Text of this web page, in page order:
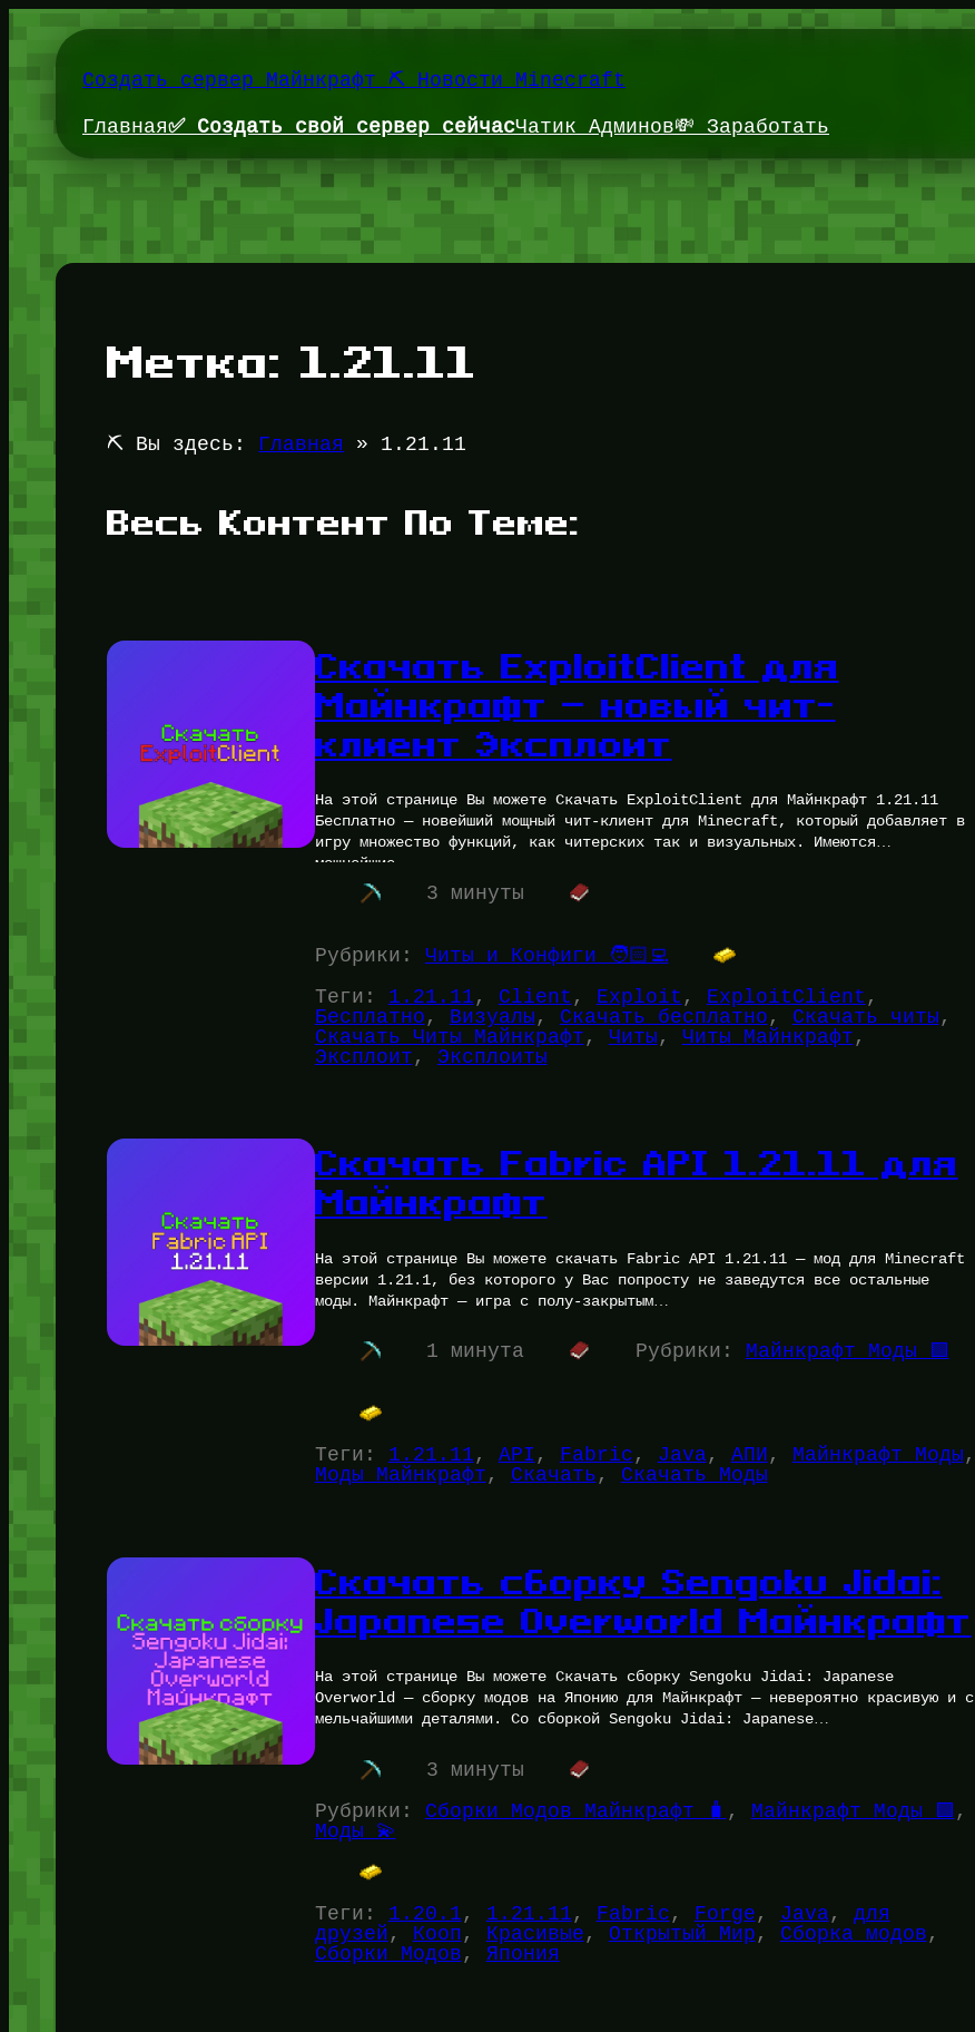
содержимомуСоздать сервер Майнкрафт ⛏️ Новости Minecraft
Главная✅ Создать свой сервер сейчасЧатик Админов💸 Заработать
Метка:1.21.11
⛏️ Вы здесь: Главная » 1.21.11
Весь Контент По Теме:
Скачать ExploitClient для
Майнкрафт — новый чит-
клиент Эксплоит
На этой странице Вы можете Скачать ExploitClient для Майнкрафт 1.21.11
Бесплатно — новейший мощный чит-клиент для Minecraft, который добавляет в
игру множество функций, как читерских так и визуальных. Имеются
мощнейшие…
3 минуты
Рубрики: Читы и Конфиги 🧑🏻‍💻
Теги: 1.21.11 , Client , Exploit , ExploitClient
Бесплатно , Визуалы , Скачать бесплатно , Скачать читы
Скачать Читы Майнкрафт , Читы , Читы Майнкрафт
Эксплоит , Эксплоиты
Скачать Fabric API 1.21.11 для
Майнкрафт
На этой странице Вы можете скачать Fabric API 1.21.11 — мод для Minecraft
версии 1.21.1, без которого у Вас попросту не заведутся все остальные
моды. Майнкрафт — игра с полу-закрытым…
1 минута Рубрики: Майнкрафт Моды 🟩
Теги: 1.21.11 , API , Fabric , Java, АПИ , Майнкрафт Моды
Моды Майнкрафт , Скачать , Скачать Моды
Скачать сборку Sengoku Jidai:
Japanese Overworld Майнкрафт
На этой странице Вы можете Скачать сборку Sengoku Jidai: Japanese
Overworld — сборку модов на Японию для Майнкрафт — невероятно красивую и с
мельчайшими деталями. Со сборкой Sengoku Jidai: Japanese…
3 минуты
Рубрики: Сборки Модов Майнкрафт 🧳 , Майнкрафт Моды 🟩
Моды 💫
Теги: 1.20.1 , 1.21.11 , Fabric , Forge , Java, для
друзей , Кооп , Красивые , Открытый Мир , Сборка модов
Сборки Модов , Япония